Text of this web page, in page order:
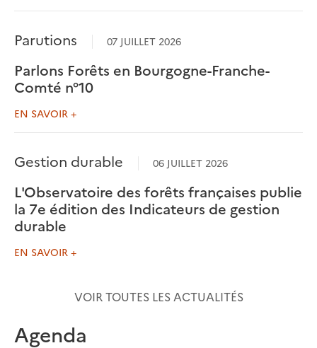
Parutions 07 JUILLET 2026
Parlons Forêts en Bourgogne-Franche-
Comté n°10
EN SAVOIR +
Gestion durable 06 JUILLET 2026
L'Observatoire des forêts françaises publie
la 7e édition des Indicateurs de gestion
durable
EN SAVOIR +
VOIR TOUTES LES ACTUALITÉS
Agenda